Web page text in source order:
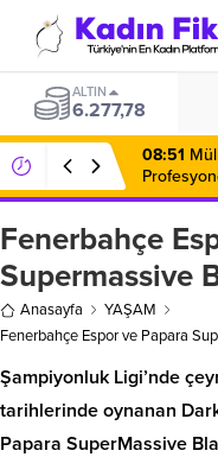
ALTIN
6.277,78
08:51
Fenerbahçe
Supermassive
Anasayfa
YAŞAM
Fenerbahçe Espor ve Papara
Şampiyonluk Ligi’nde
tarihlerinde oynanan
Papara SuperMassive